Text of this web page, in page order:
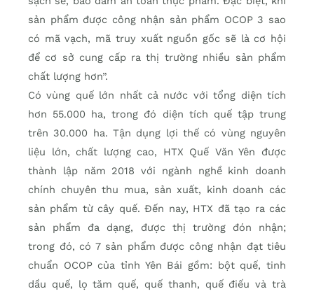
sản phẩm được công nhận sản phẩm OCOP 3 sao
có mã vạch, mã truy xuất nguồn gốc sẽ là cơ hội
để cơ sở cung cấp ra thị trường nhiều sản phẩm
chất lượng hơn”.
Có vùng quế lớn nhất cả nước với tổng diện tích
hơn 55.000 ha, trong đó diện tích quế tập trung
trên 30.000 ha. Tận dụng lợi thế có vùng nguyên
liệu lớn, chất lượng cao, HTX Quế Văn Yên được
thành lập năm 2018 với ngành nghề kinh doanh
chính chuyên thu mua, sản xuất, kinh doanh các
sản phẩm từ cây quế. Đến nay, HTX đã tạo ra các
sản phẩm đa dạng, được thị trường đón nhận;
trong đó, có 7 sản phẩm được công nhận đạt tiêu
chuẩn OCOP của tỉnh Yên Bái gồm: bột quế, tinh
dầu quế, lọ tăm quế, quế thanh, quế điếu và trà